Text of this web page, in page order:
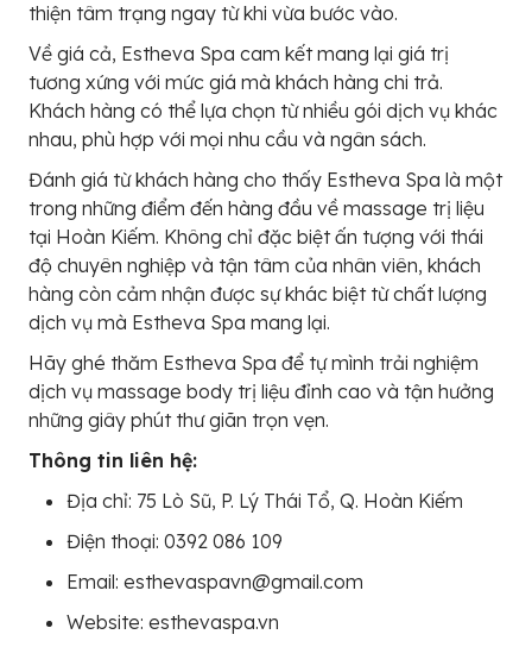
thiện tâm trạng ngay từ khi vừa bước vào.
Về giá cả, Estheva Spa cam kết mang lại giá trị
tương xứng với mức giá mà khách hàng chi trả.
Khách hàng có thể lựa chọn từ nhiều gói dịch vụ khác
nhau, phù hợp với mọi nhu cầu và ngân sách.
Đánh giá từ khách hàng cho thấy Estheva Spa là một
trong những điểm đến hàng đầu về massage trị liệu
tại Hoàn Kiếm. Không chỉ đặc biệt ấn tượng với thái
độ chuyên nghiệp và tận tâm của nhân viên, khách
hàng còn cảm nhận được sự khác biệt từ chất lượng
dịch vụ mà Estheva Spa mang lại.
Hãy ghé thăm Estheva Spa để tự mình trải nghiệm
dịch vụ massage body trị liệu đỉnh cao và tận hưởng
những giây phút thư giãn trọn vẹn.
Thông tin liên hệ:
Địa chỉ: 75 Lò Sũ, P. Lý Thái Tổ, Q. Hoàn Kiếm
Điện thoại: 0392 086 109
Email: esthevaspavn@gmail.com
Website: esthevaspa.vn